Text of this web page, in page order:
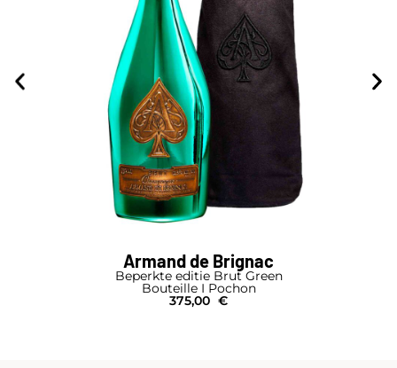
Armand de Brignac
Beperkte editie Brut Green
Bouteille I Pochon
375,00 €